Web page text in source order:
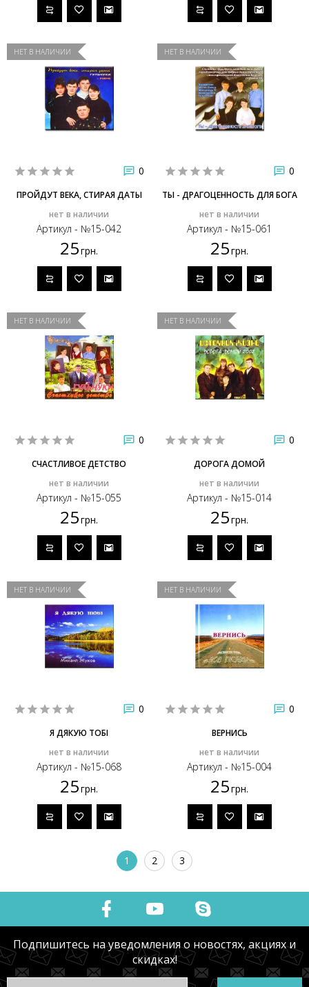
НЕТ В НАЛИЧИИ
0
ПРОЙДУТ ВЕКА, СТИРАЯ ДАТЫ
нет в наличии
Артикул - №15-042
25грн.
НЕТ В НАЛИЧИИ
0
ТЫ - ДРАГОЦЕННОСТЬ ДЛЯ БОГА
нет в наличии
Артикул - №15-061
25грн.
НЕТ В НАЛИЧИИ
0
СЧАСТЛИВОЕ ДЕТСТВО
нет в наличии
Артикул - №15-055
25грн.
НЕТ В НАЛИЧИИ
0
ДОРОГА ДОМОЙ
нет в наличии
Артикул - №15-014
25грн.
НЕТ В НАЛИЧИИ
0
Я ДЯКУЮ ТОБІ
нет в наличии
Артикул - №15-068
25грн.
НЕТ В НАЛИЧИИ
0
ВЕРНИСЬ
нет в наличии
Артикул - №15-004
25грн.
1 2 3
Подпишитесь на уведомления о новостях, акциях и
скидках!